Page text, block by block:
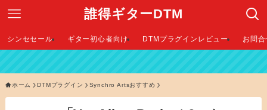
誰得ギターDTM
シンセセール ギター初心者向け DTMプラグインレビュー お問
ホーム DTMプラグイン Synchro Artsおすすめ